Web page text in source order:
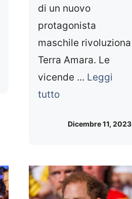
di un nuovo
protagonista
maschile rivoluziona
Terra Amara. Le
vicende ... Leggi
tutto
Dicembre 11, 2023